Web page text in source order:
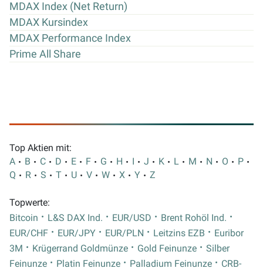
MDAX Index (Net Return)
MDAX Kursindex
MDAX Performance Index
Prime All Share
Top Aktien mit:
A
B C D E F G H I J K L M N O
P
Q
R S T U V W X Y Z
Topwerte:
Bitcoin
L&S DAX Ind. EUR/USD
Brent Rohöl Ind.
EUR/CHF
EUR/JPY EUR/PLN Leitzins EZB
Euribor
3M
Krügerrand Goldmünze Gold Feinunze
Silber
Feinunze
Platin Feinunze Palladium Feinunze CRB-